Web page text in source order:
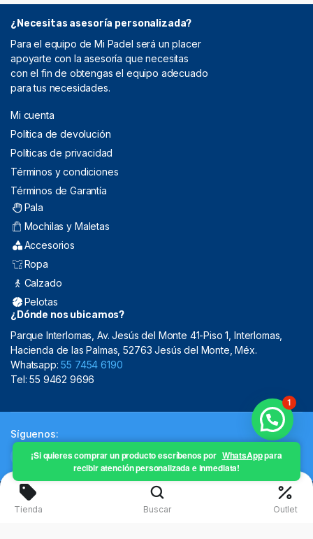
¿Necesitas asesoría personalizada?
Para el equipo de Mi Padel será un placer
apoyarte con la asesoría que necesitas
con el fin de obtengas el equipo adecuado
para tus necesidades.
Mi cuenta
Política de devolución
Políticas de privacidad
Términos y condiciones
Términos de Garantía
Pala
Mochilas y Maletas
Accesorios
Ropa
Calzado
Pelotas
¿Dónde nos ubicamos?
Parque Interlomas, Av. Jesús del Monte 41-Piso 1, Interlomas,
Hacienda de las Palmas, 52763 Jesús del Monte, Méx.
Whatsapp:55 7454 6190
Tel: 55 9462 9696
Síguenos:
Copyright 2024 © Mistral Sporting Goods 2024
¡Si quieres comprar un producto escríbenos por WhatsApppara
recibir atención personalizada e inmediata!
Tienda Buscar Outlet
1